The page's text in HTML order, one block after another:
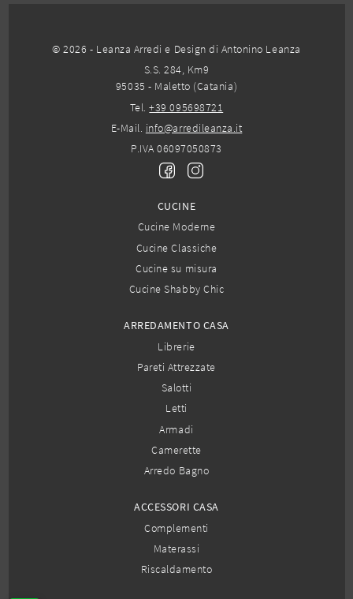
© 2026 - Leanza Arredi e Design di Antonino Leanza
S.S. 284, Km9
95035 - Maletto (Catania)
Tel.+39 095698721
E-Mail. info@arredileanza.it
P.IVA 06097050873
CUCINE
Cucine Moderne
Cucine Classiche
Cucine su misura
Cucine Shabby Chic
ARREDAMENTO CASA
Librerie
Pareti Attrezzate
Salotti
Letti
Armadi
Camerette
Arredo Bagno
ACCESSORI CASA
Complementi
Materassi
Riscaldamento